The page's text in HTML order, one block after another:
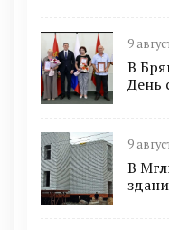
9
В
День
9
В